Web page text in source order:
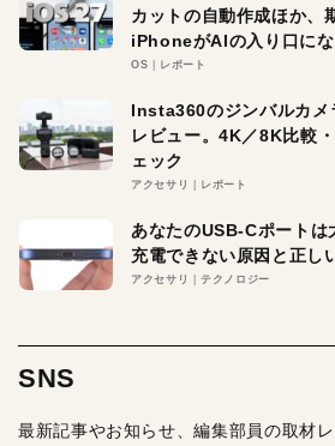
カットの自動作成ほか、
iPhoneがAIの入り口にな
OS レポート
Insta360のジンバルカ
レビュー。4K／8K比較
ェック
アクセサリ レポート
あなたのUSB-Cポートは
充電できない原因と正し
アクセサリ テクノロジー
SNS
最新記事やお知らせ、編集部員の取材